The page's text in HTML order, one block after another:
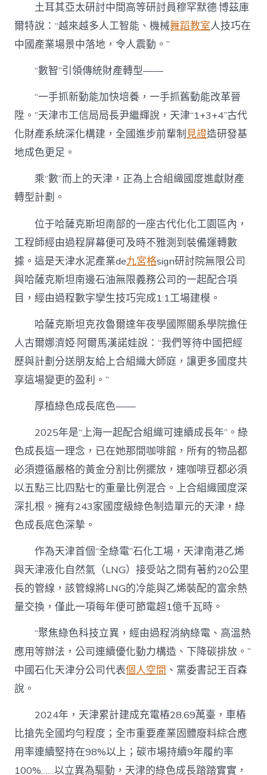
土耳其亞太研討中間高等研討員穆罕默德·博茲庫
爾特說：“越來越多人工智能、機械舞蹈教室人技巧在
中國產業場景中落地，令人震動。”
“數智”引領傳統財產轉型——
“一手抓新動能加快培養，一手抓舊動能改革晉
陞。”天津市工信局局長尹繼輝說，天津“1+3+4”古代
化財產系統深化構建，全國進步前輩制見證造研發基
地成色更足。
乘“數”而上的天津，正為上合組織國度進獻財產
轉型計劃。
位于哈薩克斯坦南部的一座古代化化工園區內，
工程師經由過程屏幕便可及時不雅測到裝備運轉數
據。這是天津水泥產業de九宮格sign研討院無限公司
與哈薩克斯坦南邊石油無限義務公司的一起配合項
目，經由過程數字孿生技巧完成1:1工場建模。
哈薩克斯坦克孜魯爾達年夜學國際關系學院擔任
人古爾娜濟婭·阿爾馬漢諾娃說：“我們等待中國把經
歷與計劃分送朋友給上合組織大師庭，讓更多國度共
享這場變更的盈利。”
厚植綠色成長底色——
2025年是“上海一起配合組織可連續成長年”。綠
色成長這一理念，已在她那間咖啡館，所有的物品都
必須遵循嚴格的黃金分割比例擺放，連咖啡豆都必須
以五點三比四點七的重量比例混合。上合組織國度深
深扎根。擁有243家國度級綠色制造單元的天津，綠
色成長底色深摯。
作為天津首個“全綠電”石化工場，天津南港乙烯
與天津液化自然氣（LNG）接受站之間有著約20公里
長的管線，該管線將LNG的冷能與乙烯裝配的富余熱
量交換，僅此一項每年便可節電超1億千瓦時。
“聚焦綠色科技立異，經由過程消納綠電、高溫熱
應用等辦法，公司連續優化動力構造、下降碳排放。”
中國石化天津分公司代表個人空間 、黨委書記王百森
說。
2024年，天津累計建成充電樁28.69萬臺，車樁
比搶先全國均勻程度；全市重要產業固體廢料綜合應
用率連續堅持在98%以上；碳市場持續9年履約率
100%……以立異為驅動，天津的綠色成長踏踏實實，